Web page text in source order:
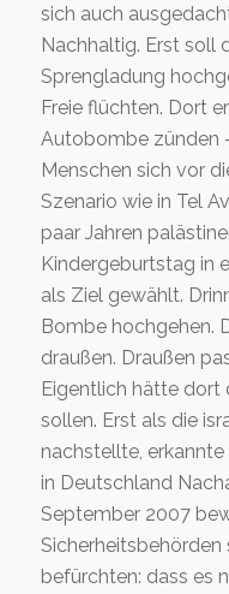
sich auch
Nachhaltig. Erst soll
Sprengladung
Freie flüchten. Dort
Autobombe zünden
Menschen sich vor
Szenario wie in Tel
paar Jahren
Kindergeburtstag in
als Ziel gewählt.
Bombe hochgehen.
draußen. Draußen
Eigentlich hätte dort
sollen. Erst als die
nachstellte,
in Deutschland
September 2007
Sicherheitsbehörden
befürchten: dass es